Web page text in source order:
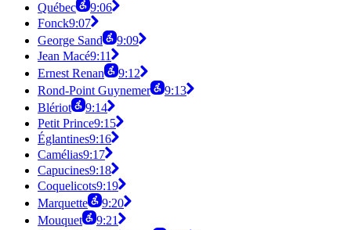
Québec
9:06
Fonck9:07
George Sand
9:09
Jean Macé9:11
Ernest Renan
9:12
Rond-Point Guynemer
9:13
Blériot
9:14
Petit Prince9:15
Églantines9:16
Camélias9:17
Capucines9:18
Coquelicots9:19
Marquette
9:20
Mouquet
9:21